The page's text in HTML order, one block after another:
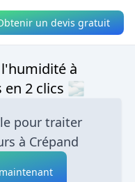
un devis gratuit
à
en 2 clics 🌫
pour traiter
à Crépand